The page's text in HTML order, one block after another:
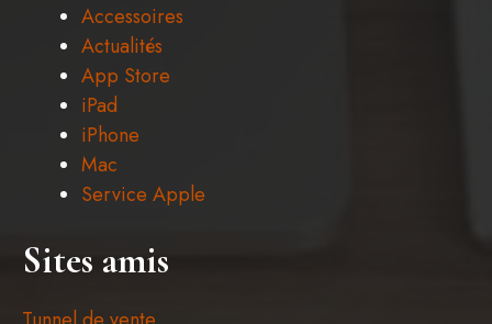
Accessoires
Actualités
App Store
iPad
iPhone
Mac
Service Apple
Sites amis